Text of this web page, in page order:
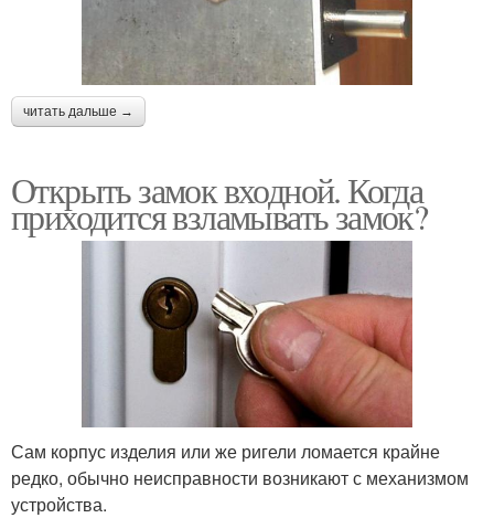
читать дальше →
Открыть замок входной. Когда
приходится взламывать замок?
Сам корпус изделия или же ригели ломается крайне
редко, обычно неисправности возникают с механизмом
устройства.